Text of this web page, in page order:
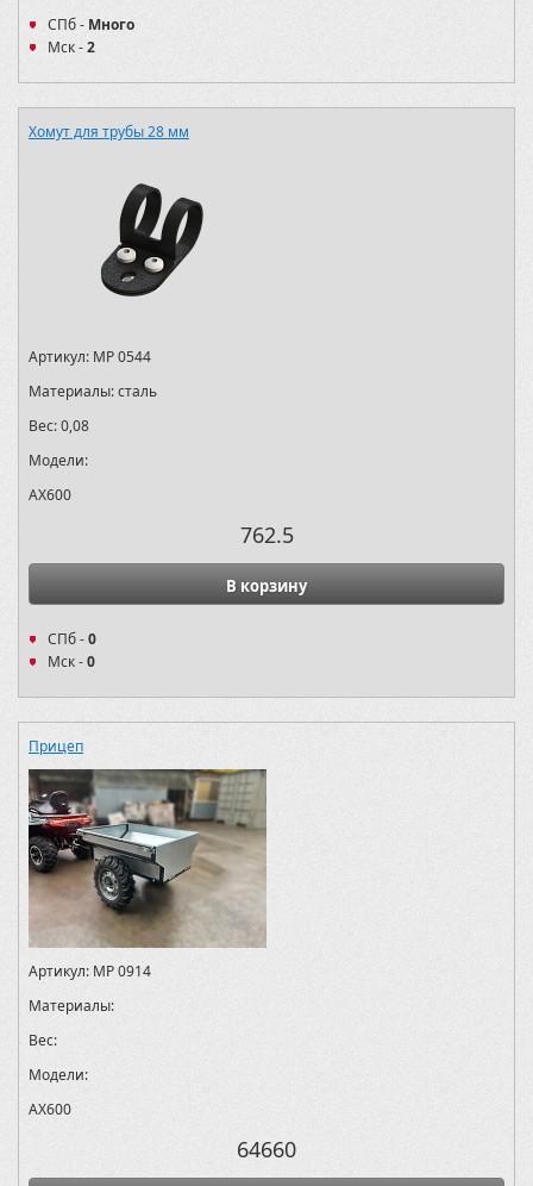
СПб - Много
Мск -2
Хомут для трубы 28 мм
Артикул: MP 0544
Материалы:сталь
Вес:0,08
Модели:
AX600
762.5
В корзину
СПб -0
Мск -0
Прицеп
Артикул: MP 0914
Материалы:
Вес:
Модели:
AX600
64660